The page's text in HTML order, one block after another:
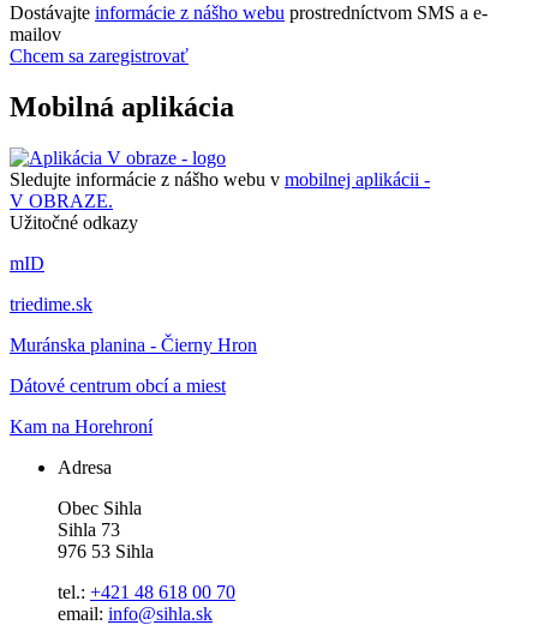
Dostávajte informácie z nášho webu prostredníctvom SMS a e-
mailov
Chcem sa zaregistrovať
Mobilná aplikácia
Sledujte informácie z nášho webu v mobilnej aplikácii -
V OBRAZE.
Užitočné odkazy
mID
triedime.sk
Muránska planina - Čierny Hron
Dátové centrum obcí a miest
Kam na Horehroní
Adresa
Obec Sihla
Sihla 73
976 53 Sihla
tel.: +421 48 618 00 70
email: info@sihla.sk